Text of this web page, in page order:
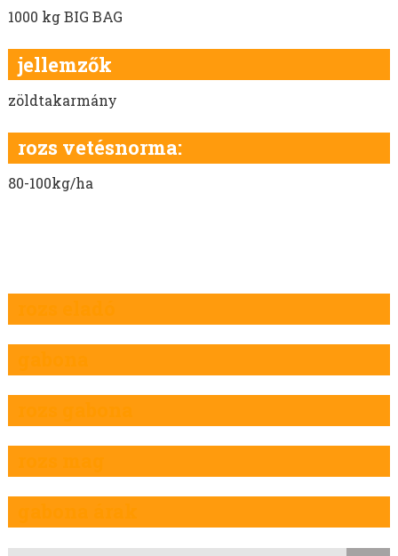
1000 kg BIG BAG
jellemzők
zöldtakarmány
rozs vetésnorma:
80-100kg/ha